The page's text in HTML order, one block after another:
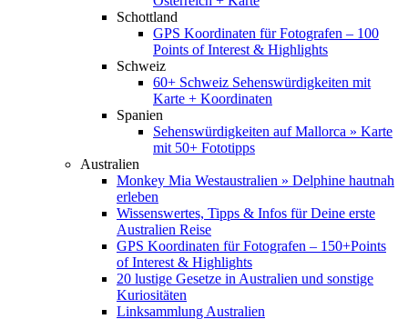
Schottland
GPS Koordinaten für Fotografen – 100
Points of Interest & Highlights
Schweiz
60+ Schweiz Sehenswürdigkeiten mit
Karte + Koordinaten
Spanien
Sehenswürdigkeiten auf Mallorca » Karte
mit 50+ Fototipps
Australien
Monkey Mia Westaustralien » Delphine hautnah
erleben
Wissenswertes, Tipps & Infos für Deine erste
Australien Reise
GPS Koordinaten für Fotografen – 150+Points
of Interest & Highlights
20 lustige Gesetze in Australien und sonstige
Kuriositäten
Linksammlung Australien